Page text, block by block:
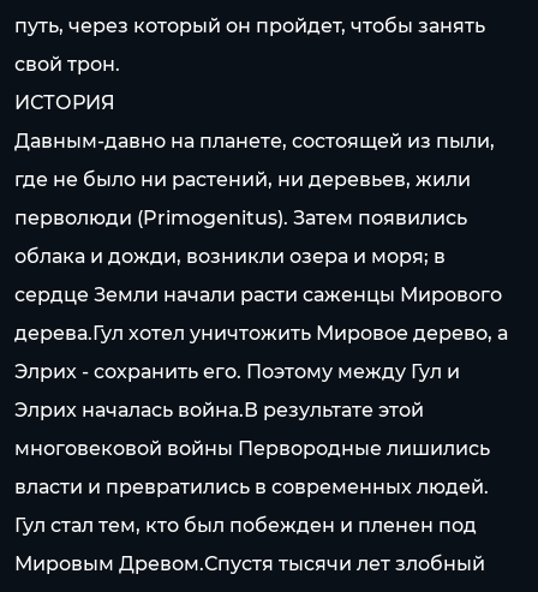
путь, через который он пройдет, чтобы занять
свой трон.
ИСТОРИЯ
Давным-давно на планете, состоящей из пыли,
где не было ни растений, ни деревьев, жили
перволюди (Primogenitus). Затем появились
облака и дожди, возникли озера и моря; в
сердце Земли начали расти саженцы Мирового
дерева.Гул хотел уничтожить Мировое дерево, а
Элрих - сохранить его. Поэтому между Гул и
Элрих началась война.В результате этой
многовековой войны Первородные лишились
власти и превратились в современных людей.
Гул стал тем, кто был побежден и пленен под
Мировым Древом.Спустя тысячи лет злобный